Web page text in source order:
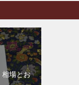
相場とお